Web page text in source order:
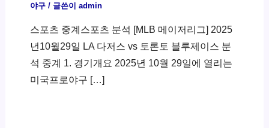
야구/ 글쓴이 admin
스포츠 중계스포츠 분석 [MLB 메이저리그] 2025
년10월29일 LA 다저스 vs 토론토 블루제이스 분
석 중계 1. 경기개요 2025년 10월 29일에 열리는
미국프로야구 […]